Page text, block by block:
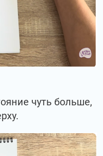
чуть больше,